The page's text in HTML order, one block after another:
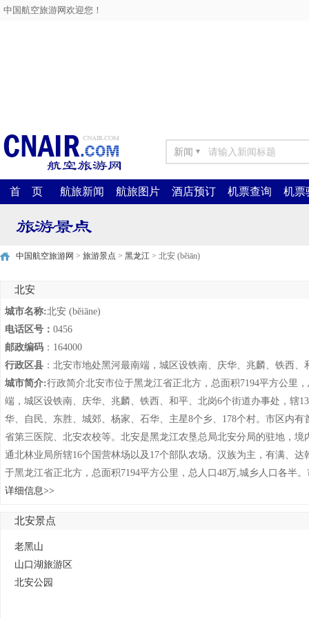
中国航空旅游网欢迎您！
新闻 ▼
首 页 航旅新闻 航旅图片 酒店预订 机票查询 机票
中国航空旅游网 > 旅游景点 > 黑龙江 > 北安 (běiān)
北安
城市名称:北安 (běiāne)
电话区号： 0456
邮政编码 ：164000
行政区县 ：北安市地处黑河最南端，城区设铁南、庆华、兆麟、铁西
城市简介:行政简介北安市位于黑龙江省正北方，总面积7194平方公里
端，城区设铁南、庆华、兆麟、铁西、和平、北岗6个街道办事处，辖
华、自民、东胜、城郊、杨家、石华、主星8个乡、178个村。市区内
省第三医院、北安农校等。北安是黑龙江农垦总局北安分局的驻地，
通北林业局所辖16个国营林场以及17个部队农场。汉族为主，有满、
于黑龙江省正北方，总面积7194平方公里，总人口48万,城乡人口各半
详细信息>>
北安景点
老黑山
山口湖旅游区
北安公园